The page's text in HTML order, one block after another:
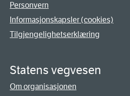
Personvern
Informasjonskapsler (cookies)
Tilgjengelighetserklæring
Statens vegvesen
Om organisasjonen